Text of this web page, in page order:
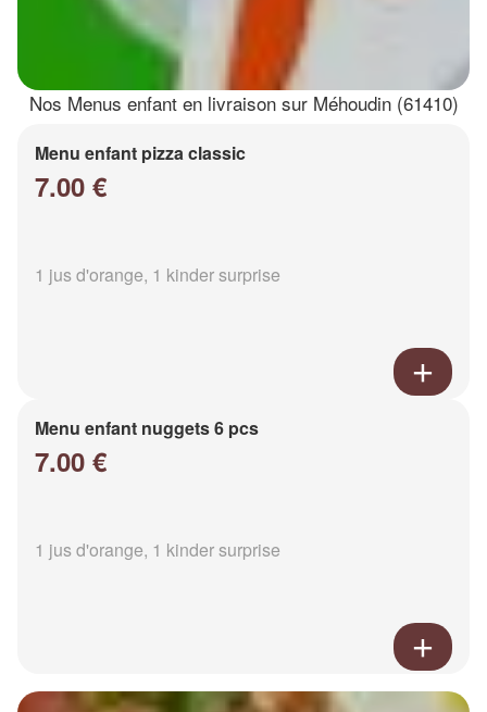
Nos Menus enfant en livraison sur Méhoudin (61410)
Menu enfant pizza classic
7.00 €
1 jus d'orange, 1 kinder surprise
Menu enfant nuggets 6 pcs
7.00 €
1 jus d'orange, 1 kinder surprise